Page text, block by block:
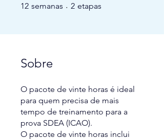
12 semanas 12 semanas
2 etapas
Sobre
O pacote de vinte horas é ideal
para quem precisa de mais
tempo de treinamento para a
prova SDEA (ICAO).
O pacote de vinte horas inclui